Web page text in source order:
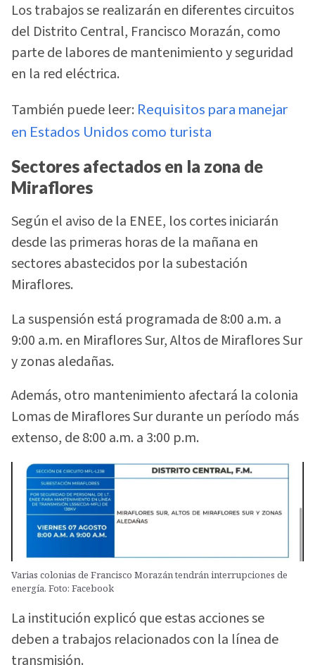
Los trabajos se realizarán en diferentes circuitos
del Distrito Central, Francisco Morazán, como
parte de labores de mantenimiento y seguridad
en la red eléctrica.
También puede leer: Requisitos para manejar
en Estados Unidos como turista
Sectores afectados en la zona de
Miraflores
Según el aviso de la ENEE, los cortes iniciarán
desde las primeras horas de la mañana en
sectores abastecidos por la subestación
Miraflores.
La suspensión está programada de 8:00 a.m. a
9:00 a.m. en Miraflores Sur, Altos de Miraflores Sur
y zonas aledañas.
Además, otro mantenimiento afectará la colonia
Lomas de Miraflores Sur durante un período más
extenso, de 8:00 a.m. a 3:00 p.m.
Varias colonias de Francisco Morazán tendrán interrupciones de
energía. Foto: Facebook
La institución explicó que estas acciones se
deben a trabajos relacionados con la línea de
transmisión.